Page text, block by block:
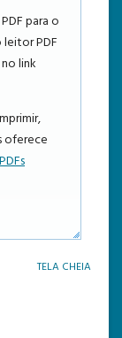
para o
PDF
link
oferece
TELA CHEIA